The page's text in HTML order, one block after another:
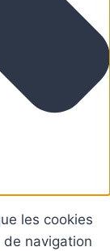
les cookies
navigation